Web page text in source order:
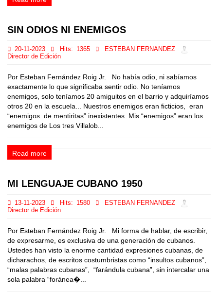
SIN ODIOS NI ENEMIGOS
20-11-2023 Hits: 1365
ESTEBAN FERNANDEZ
Director de Edición
Por Esteban Fernández Roig Jr. No había odio, ni sabíamos
exactamente lo que significaba sentir odio. No teníamos
enemigos, solo teníamos 20 amiguitos en el barrio y adquiríamos
otros 20 en la escuela... Nuestros enemigos eran ficticios, eran
“enemigos de mentiritas” inexistentes. Mis “enemigos” eran los
enemigos de Los tres Villalob...
Read more
MI LENGUAJE CUBANO 1950
13-11-2023 Hits: 1580
ESTEBAN FERNANDEZ
Director de Edición
Por Esteban Fernández Roig Jr. Mi forma de hablar, de escribir,
de expresarme, es exclusiva de una generación de cubanos.
Ustedes han visto la enorme cantidad expresiones cubanas, de
dicharachos, de escritos costumbristas como “insultos cubanos”,
“malas palabras cubanas”, “farándula cubana”, sin intercalar una
sola palabra “foránea�...